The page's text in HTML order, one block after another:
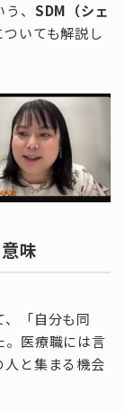
、 SDM（シェ
ついても解説し
味
「自分も同
。医療職には言
人と集まる機会